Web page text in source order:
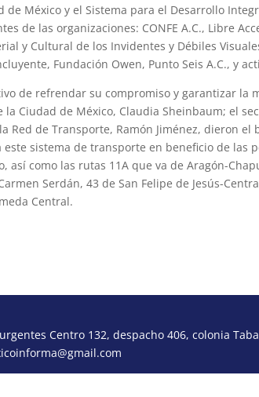
de México y el Sistema para el Desarrollo
de las organizaciones: CONFE A.C., Libre
y Cultural de los Invidentes y Débiles
Fundación Owen, Punto Seis A.C., y
de refrendar su compromiso y garantizar la
la Ciudad de México, Claudia Sheinbaum; el
Red de Transporte, Ramón Jiménez, dieron
este sistema de transporte en beneficio de las
así como las rutas 11A que va de Aragón-
Serdán, 43 de San Felipe de Jesús-
Central.
Centro 132, despacho 406, colonia